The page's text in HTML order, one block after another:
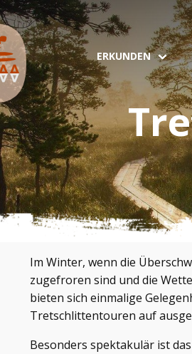
ERKUNDEN
Im Winter, wenn die
zugefroren sind und die
bieten sich einmalige
Tretschlittentouren auf
Besonders spektakulär ist